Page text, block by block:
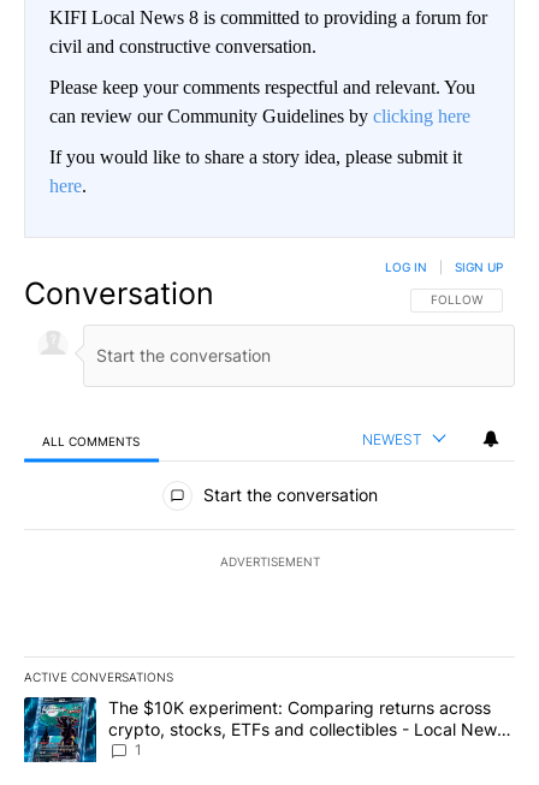
KIFI Local News 8 is committed to providing a forum for
civil and constructive conversation.
Please keep your comments respectful and relevant. You
can review our Community Guidelines by clicking here
If you would like to share a story idea, please submit it
here.
Conversation FOLLOW THIS
FOLLOW
LOG IN SIGN UP
ALL COMMENTS NEWEST
All Comments
Start the conversation
ADVERTISEMENT
ACTIVE CONVERSATIONS
The following is a list of the most commented articles in the last
A trending article titled "The $10K experiment: Comparing
The $10K experiment: Comparing returns across
crypto, stocks, ETFs and collectibles - Local News
8
1